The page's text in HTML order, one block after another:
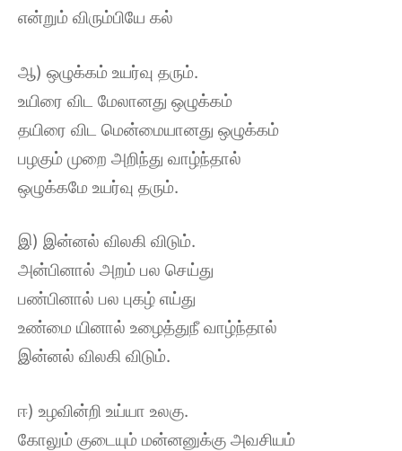
என்றும் விரும்பியே கல்
ஆ) ஒழுக்கம் உயர்வு தரும்.
உயிரை விட மேலானது ஒழுக்கம்
தயிரை விட மென்மையானது ஒழுக்கம்
பழகும் முறை அறிந்து வாழ்ந்தால்
ஒழுக்கமே உயர்வு தரும்.
இ) இன்னல் விலகி விடும்.
அன்பினால் அறம் பல செய்து
பண்பினால் பல புகழ் எய்து
உண்மை யினால் உழைத்துநீ வாழ்ந்தால்
இன்னல் விலகி விடும்.
ஈ) உழவின்றி உய்யா உலகு.
கோலும் குடையும் மன்னனுக்கு அவசியம்